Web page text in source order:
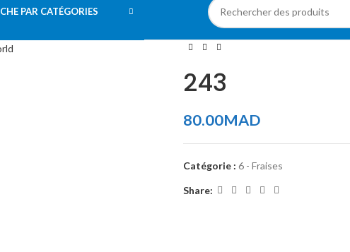
PAR CATÉGORIES
243
80.00MAD
Catégorie : 6 - Fraises
Share: